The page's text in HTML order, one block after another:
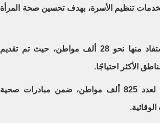
بخدمات تنظيم الأسرة، بهدف تحسين صحة المرأة
- تنفيذ 23 قافلة طبية علاجية، استفاد منها نحو 28 ألف مواطن، حيث تم تقديم
الأكثر احتياجًا.
- تقديم خدمات المبادرات الصحية لعدد 825 ألف مواطن، ضمن مبادرات صحية